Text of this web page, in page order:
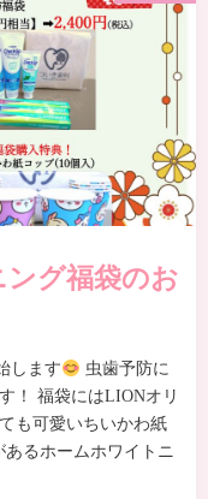
ング福袋のお
します
虫歯予防に
！ 福袋にはLIONオリ
も可愛いちいかわ紙
あるホームホワイトニ